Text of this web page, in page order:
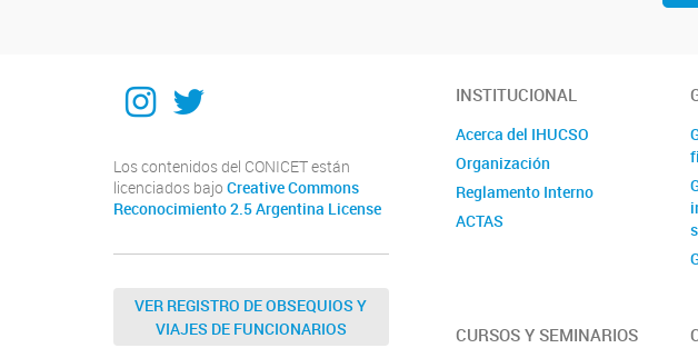
Instagram
Twitter
Los contenidos del CONICET están
licenciados bajo Creative Commons
Reconocimiento 2.5 Argentina License
VER REGISTRO DE OBSEQUIOS Y
VIAJES DE FUNCIONARIOS
INSTITUCIONAL
Acerca del IHUCSO
Organización
Reglamento Interno
ACTAS
CURSOS Y SEMINARIOS